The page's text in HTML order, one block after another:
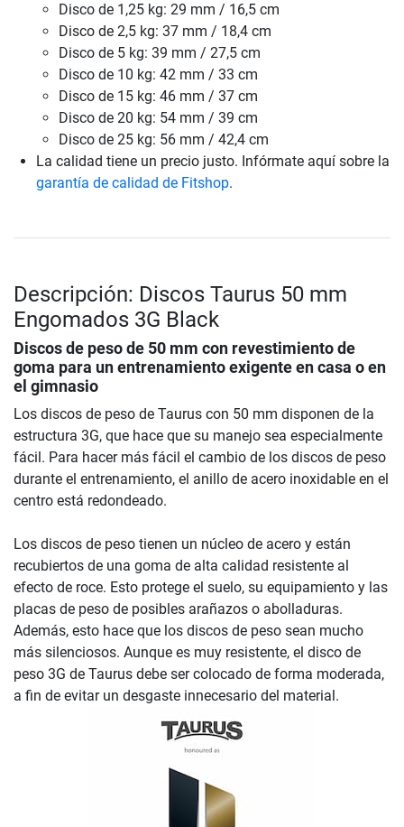
Disco de 1,25 kg: 29 mm / 16,5 cm
Disco de 2,5 kg: 37 mm / 18,4 cm
Disco de 5 kg: 39 mm / 27,5 cm
Disco de 10 kg: 42 mm / 33 cm
Disco de 15 kg: 46 mm / 37 cm
Disco de 20 kg: 54 mm / 39 cm
Disco de 25 kg: 56 mm / 42,4 cm
La calidad tiene un precio justo. Infórmate aquí sobre la
garantía de calidad de Fitshop.
Descripción: Discos Taurus 50 mm
Engomados 3G Black
Discos de peso de 50 mm con revestimiento de
goma para un entrenamiento exigente en casa o en
el gimnasio
Los discos de peso de Taurus con 50 mm disponen de la
estructura 3G, que hace que su manejo sea especialmente
fácil. Para hacer más fácil el cambio de los discos de peso
durante el entrenamiento, el anillo de acero inoxidable en el
centro está redondeado.
Los discos de peso tienen un núcleo de acero y están
recubiertos de una goma de alta calidad resistente al
efecto de roce. Esto protege el suelo, su equipamiento y las
placas de peso de posibles arañazos o abolladuras.
Además, esto hace que los discos de peso sean mucho
más silenciosos. Aunque es muy resistente, el disco de
peso 3G de Taurus debe ser colocado de forma moderada,
a fin de evitar un desgaste innecesario del material.